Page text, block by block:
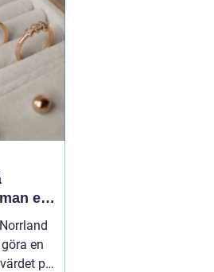
en
en
på